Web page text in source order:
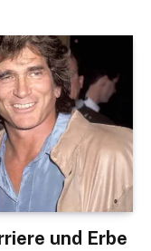
und Erbe